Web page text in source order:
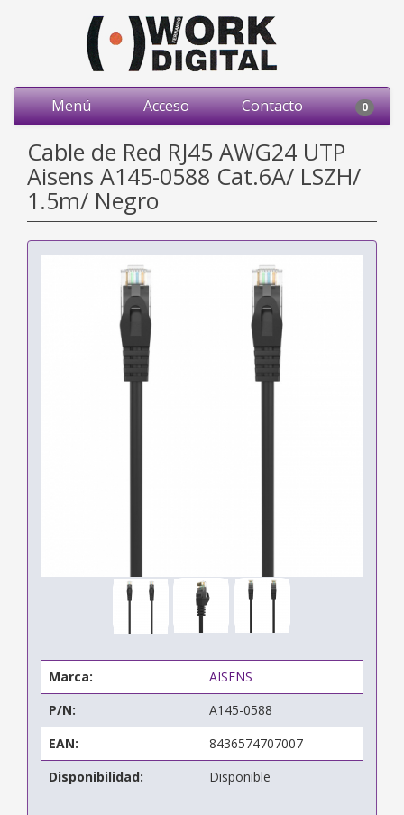
Menú Acceso Contacto 0
Cable de Red RJ45 AWG24 UTP
Aisens A145-0588 Cat.6A/ LSZH/
1.5m/ Negro
Marca:
AISENS
P/N:
A145-0588
EAN:
8436574707007
Disponibilidad:
Disponible